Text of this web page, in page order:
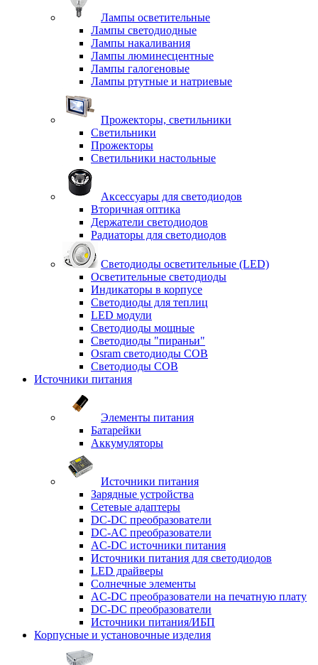
Лампы осветительные
Лампы светодиодные
Лампы накаливания
Лампы люминесцентные
Лампы галогеновые
Лампы ртутные и натриевые
Прожекторы, светильники
Светильники
Прожекторы
Светильники настольные
Аксессуары для светодиодов
Вторичная оптика
Держатели светодиодов
Радиаторы для светодиодов
Светодиоды осветительные (LED)
Осветительные светодиоды
Индикаторы в корпусе
Светодиоды для теплиц
LED модули
Светодиоды мощные
Светодиоды "пираньи"
Osram светодиоды COB
Светодиоды COB
Источники питания
Элементы питания
Батарейки
Аккумуляторы
Источники питания
Зарядные устройства
Сетевые адаптеры
DC-DC преобразователи
DC-AC преобразователи
AC-DC источники питания
Источники питания для светодиодов
LED драйверы
Солнечные элементы
AC-DC преобразователи на печатную плату
DC-DC преобразователи
Источники питания/ИБП
Корпусные и установочные изделия